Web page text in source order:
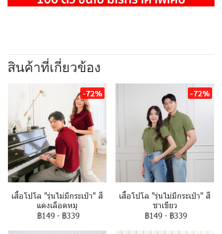
สินค้าที่เกี่ยวข้อง
-72%
เสื้อโปโล "รุ่นไม่มีกระเป๋า" สี
แดงเลือดหมู
฿149 - ฿339
-72%
เสื้อโปโล "รุ่นไม่มีกระเป๋า" สี
ชาเขียว
฿149 - ฿339